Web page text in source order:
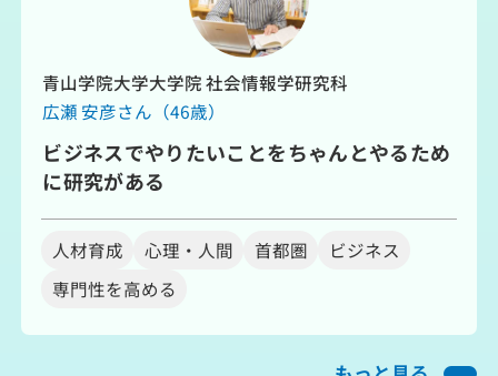
青山学院大学大学院 社会情報学研究科
広瀬 安彦さん（46歳）
ビジネスでやりたいことをちゃんとやるため
に研究がある
人材育成 心理・人間 首都圏
ビジネス
専門性を高める